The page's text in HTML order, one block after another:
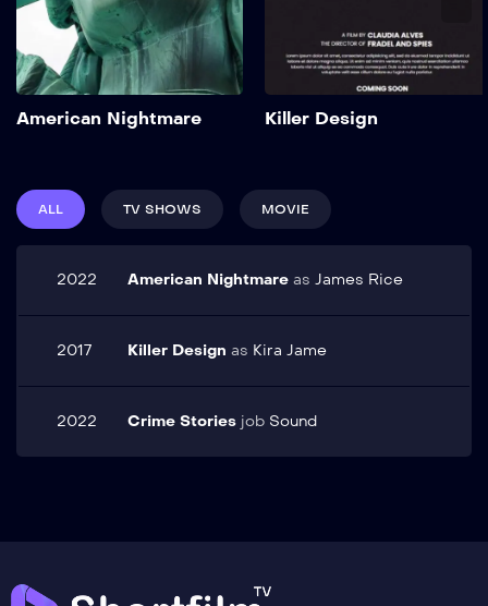
American Nightmare
Volutpat blandit aliquam
etiam erat velit scelerisque
in dictum. Vel facilisis
volutpat est velit egestas
dui. Mi quis hendrerit dolor
Add to My List
Killer Design
ALL TV SHOWS MOVIE
2022 American Nightmare as James Rice
2017 Killer Design as Kira Jame
2022 Crime Stories job Sound